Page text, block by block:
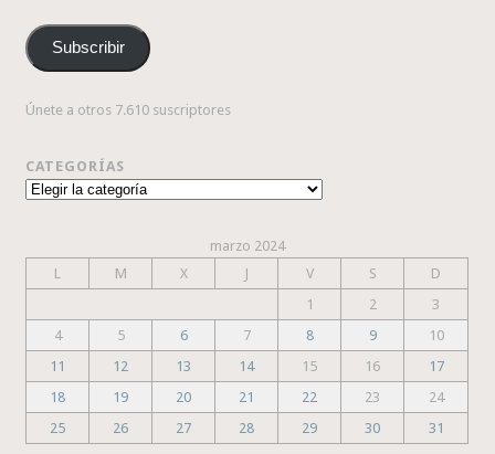
correo
electrónico
Subscribir
Únete a otros 7.610 suscriptores
CATEGORÍAS
Categorías
marzo 2024
L
M X J V S
D
1
2
3
4
5 6 7 8 9
10
11
12 13 14 15 16
17
18
19 20 21 22 23
24
25
26 27 28 29 30 31